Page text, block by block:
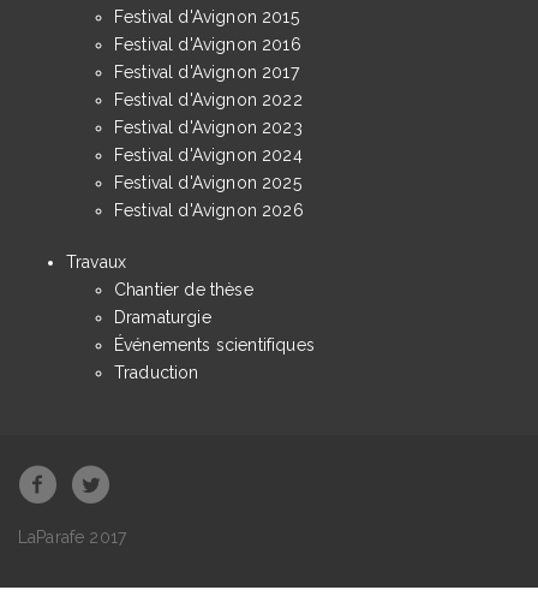
Festival d'Avignon 2015
Festival d'Avignon 2016
Festival d'Avignon 2017
Festival d'Avignon 2022
Festival d'Avignon 2023
Festival d'Avignon 2024
Festival d'Avignon 2025
Festival d'Avignon 2026
Travaux
Chantier de thèse
Dramaturgie
Événements scientifiques
Traduction
LaParafe 2017